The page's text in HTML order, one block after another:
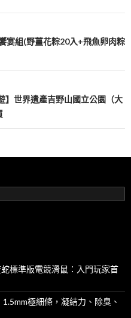
宴組(野薑花粽20入+飛魚卵肉粽
】世界遺產吉野山國立公園（大
標準版電競滑鼠：入門玩家首
極細條，凝結力、除臭、